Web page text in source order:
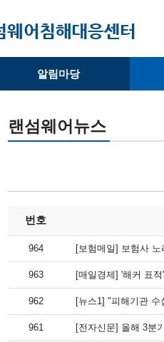
알림마당
· 뉴스레터
랜섬웨어뉴스
번호
964 [보험메일] 보험사
963 [매일경제] '해커 표
962 [뉴스1] "피해기관
961 [전자신문] 올해 3분